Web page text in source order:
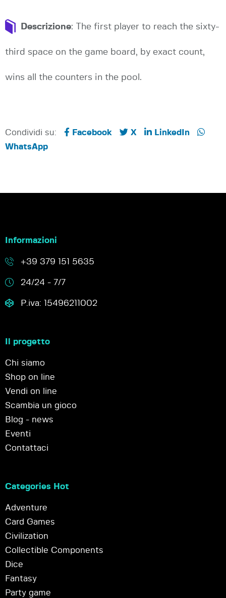
Descrizione: The first player to reach the sixty-
third space on the game board, by exact count,
wins all the counters in the pool.
Condividi su: Facebook X
LinkedIn
WhatsApp
Informazioni
+39 379 151 5635
24/24 - 7/7
P.iva: 15496211002
Il progetto
Chi siamo
Shop on line
Vendi on line
Scambia un gioco
Blog - news
Eventi
Contattaci
Categories Hot
Adventure
Card Games
Civilization
Collectible Components
Dice
Fantasy
Party game